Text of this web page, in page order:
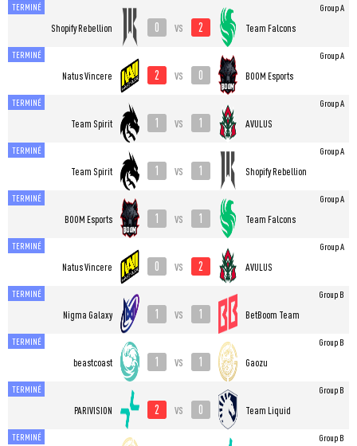
TERMINÉ
Shopify Rebellion 0 vs 2 Team Falcons
Group A
TERMINÉ
Natus Vincere 2 vs 0 BOOM Esports
Group A
TERMINÉ
Team Spirit 1 vs 1 AVULUS
Group A
TERMINÉ
Team Spirit 1 vs 1 Shopify Rebellion
Group A
TERMINÉ
BOOM Esports 1 vs 1 Team Falcons
Group A
TERMINÉ
Natus Vincere 0 vs 2 AVULUS
Group A
TERMINÉ
Nigma Galaxy 1 vs 1 BetBoom Team
Group B
TERMINÉ
beastcoast 1 vs 1 Gaozu
Group B
TERMINÉ
PARIVISION 2 vs 0 Team Liquid
Group B
TERMINÉ Group B